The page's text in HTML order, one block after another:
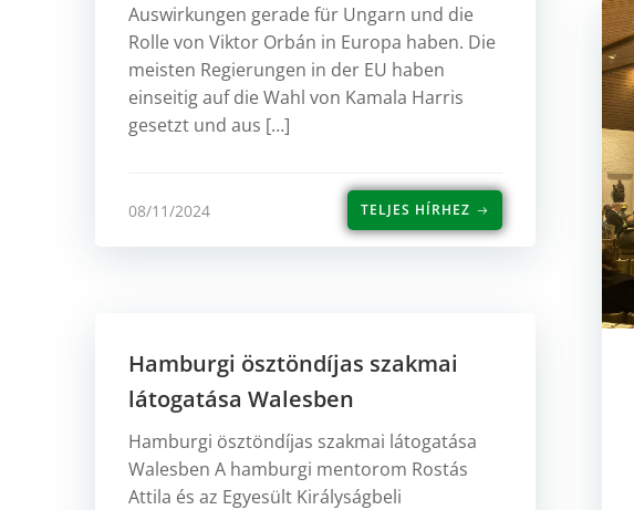
Auswirkungen gerade für Ungarn und die
Rolle von Viktor Orbán in Europa haben. Die
meisten Regierungen in der EU haben
einseitig auf die Wahl von Kamala Harris
gesetzt und aus […]
08/11/2024 TELJES HÍRHEZ
Hamburgi ösztöndíjas szakmai
látogatása Walesben
Hamburgi ösztöndíjas szakmai látogatása
Walesben A hamburgi mentorom Rostás
Attila és az Egyesült Királyságbeli